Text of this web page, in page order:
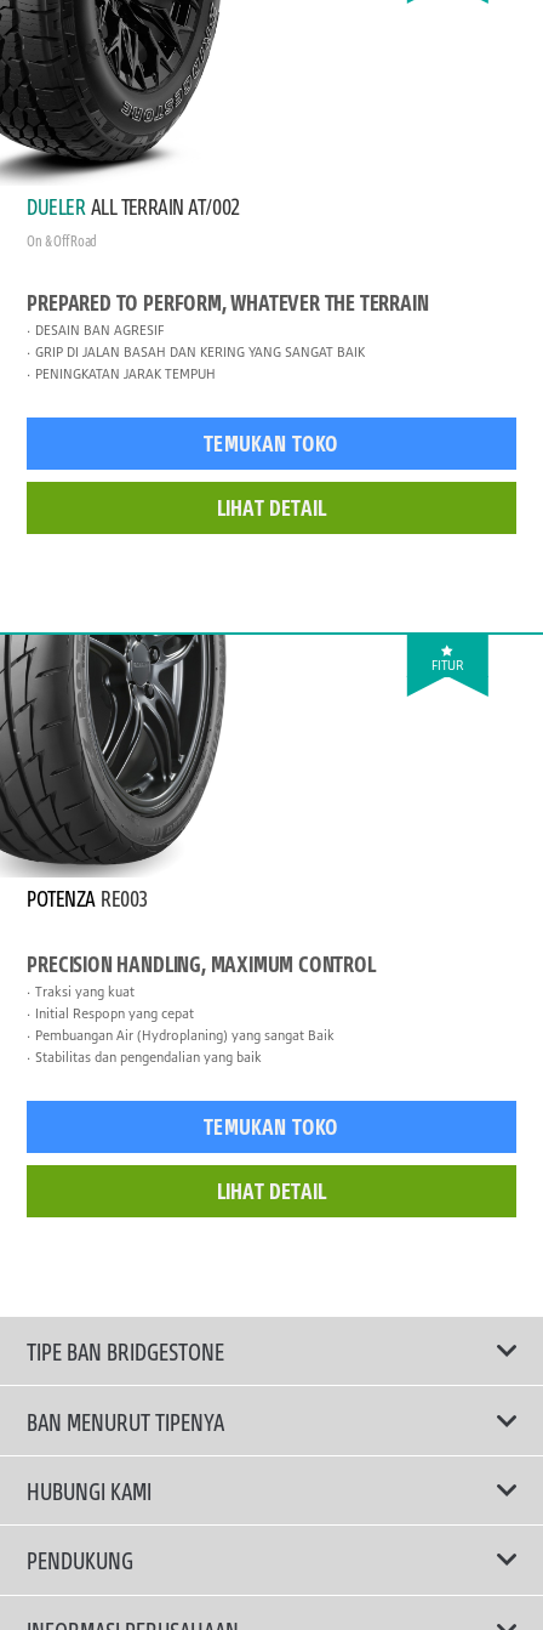
DUELER ALL TERRAIN AT/002
On & Off Road
PREPARED TO PERFORM, WHATEVER THE TERRAIN
DESAIN BAN AGRESIF
GRIP DI JALAN BASAH DAN KERING YANG SANGAT BAIK
PENINGKATAN JARAK TEMPUH
TEMUKAN TOKO
LIHAT DETAIL
FITUR
POTENZA RE003
PRECISION HANDLING, MAXIMUM CONTROL
Traksi yang kuat
Initial Respopn yang cepat
Pembuangan Air (Hydroplaning) yang sangat Baik
Stabilitas dan pengendalian yang baik
TEMUKAN TOKO
LIHAT DETAIL
TIPE BAN BRIDGESTONE
BAN MENURUT TIPENYA
Ban ENLITEN
Ban Performa
HUBUNGI KAMI
Email Kami
PENDUKUNG
Privacy Policy